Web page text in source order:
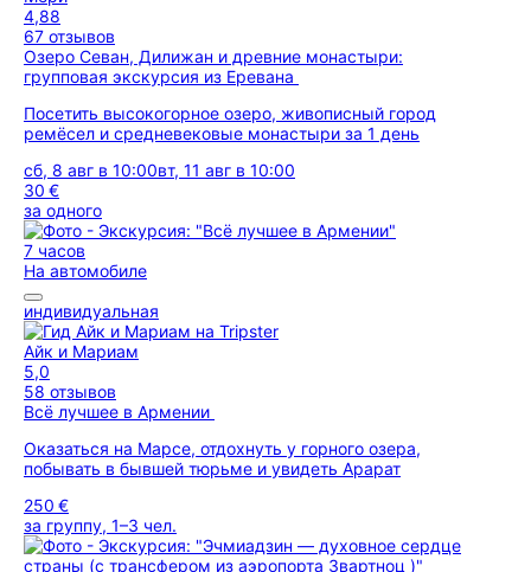
4,88
67 отзывов
Озеро Севан, Дилижан и древние монастыри:
групповая экскурсия из Еревана
Посетить высокогорное озеро, живописный город
ремёсел и средневековые монастыри за 1 день
сб, 8 авг в 10:00вт, 11 авг в 10:00
30 €
за одного
7 часов
На автомобиле
индивидуальная
Айк и Мариам
5,0
58 отзывов
Всё лучшее в Армении
Оказаться на Марсе, отдохнуть у горного озера,
побывать в бывшей тюрьме и увидеть Арарат
250 €
за группу, 1–3 чел.